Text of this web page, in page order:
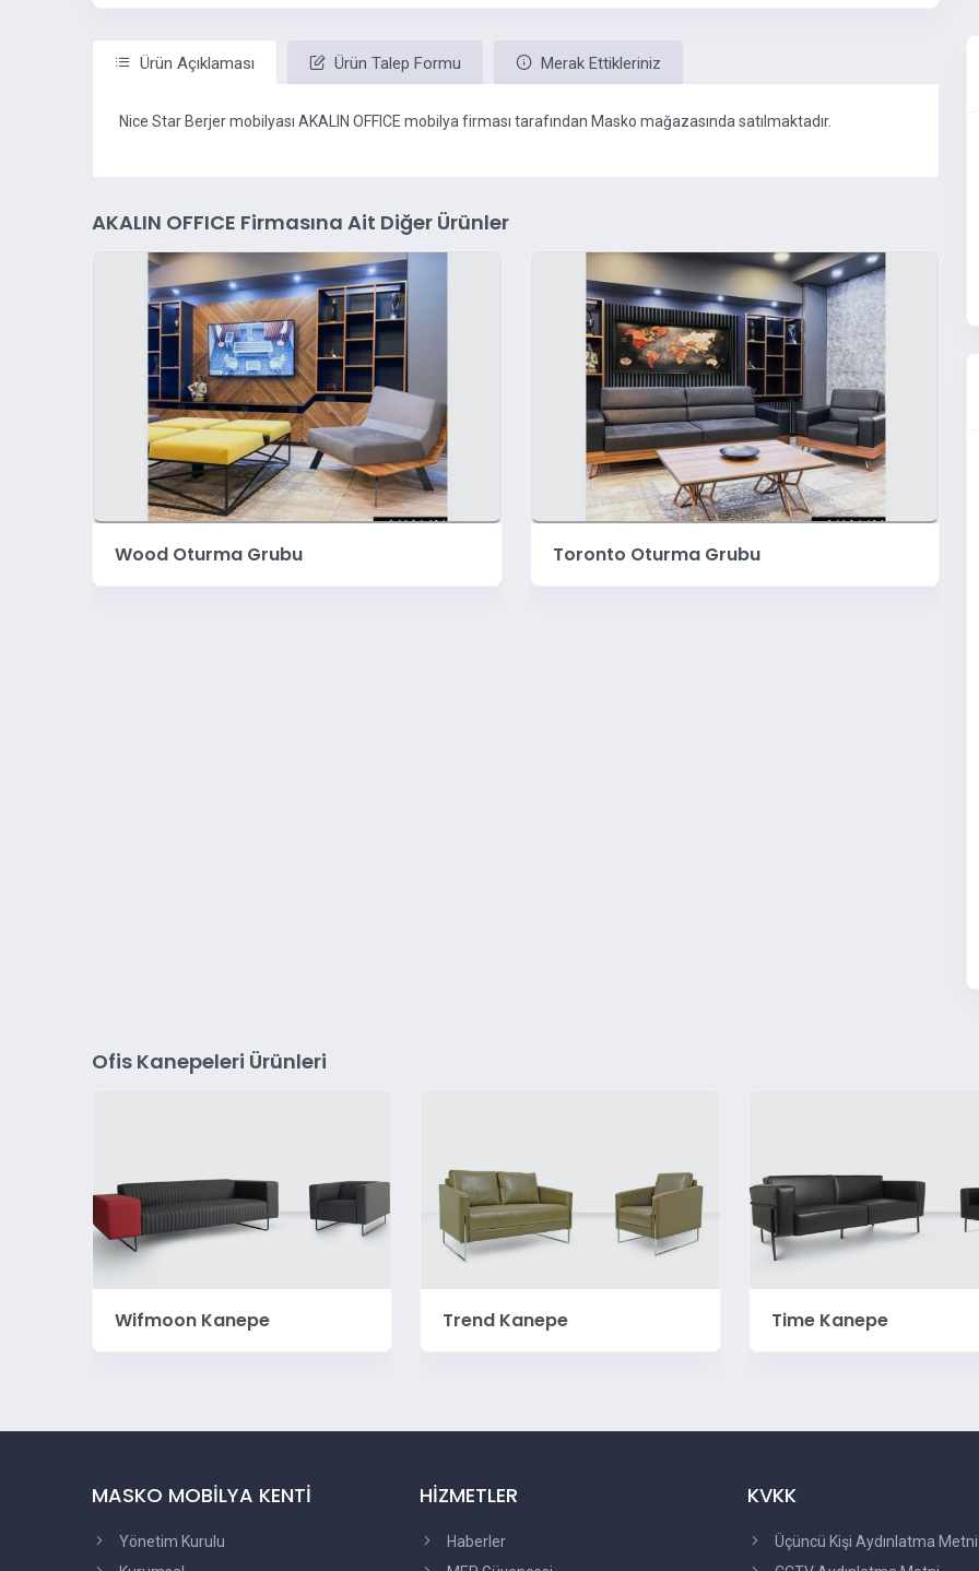
Ürün Açıklaması Ürün Talep Formu Merak Ettikleriniz
Nice Star Berjer mobilyası AKALIN OFFICE mobilya firması tarafından Masko mağazasında satılmaktadır.
AKALIN OFFICE Firmasına Ait Diğer Ürünler
Toronto Oturma Grubu Prizma Oturma Grubu
Ofis Kanepeleri Ürünleri
Trend Kanepe Time Kanepe Surf Kanepe
MASKO MOBİLYA KENTİ
Yönetim Kurulu
HİZMETLER
Haberler
KVKK
Üçüncü Kişi Aydınlatma Metni